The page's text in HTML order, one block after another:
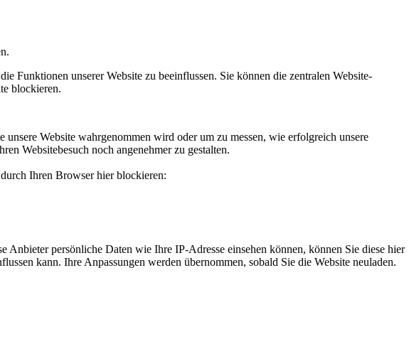
Funktionen unserer Website zu beeinflussen. Sie können die zentralen Website-
blockieren.
Website wahrgenommen wird oder um zu messen, wie erfolgreich unsere
Websitebesuch noch angenehmer zu gestalten.
Ihren Browser hier blockieren:
persönliche Daten wie Ihre IP-Adresse einsehen können, können Sie diese hier
kann. Ihre Anpassungen werden übernommen, sobald Sie die Website neuladen.